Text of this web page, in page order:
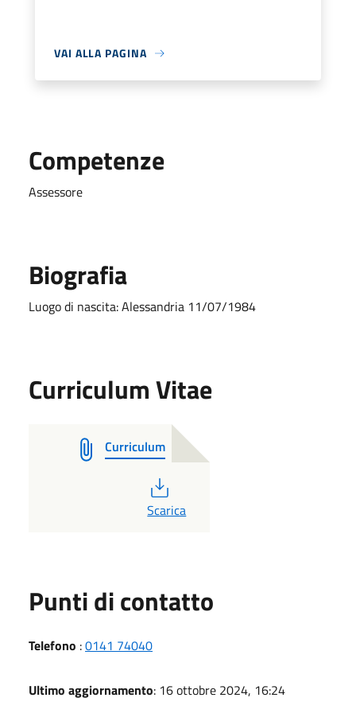
VAI ALLA PAGINA
Competenze
Assessore
Biografia
Luogo di nascita: Alessandria 11/07/1984
Curriculum Vitae
Curriculum
PDF
Scarica
Punti di contatto
Telefono :0141 74040
Ultimo aggiornamento: 16 ottobre 2024, 16:24